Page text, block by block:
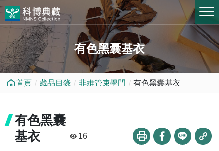
有色黑囊基衣
首頁 藏品目錄 非維管束學門 有色黑囊基衣
有色黑囊
基衣
16